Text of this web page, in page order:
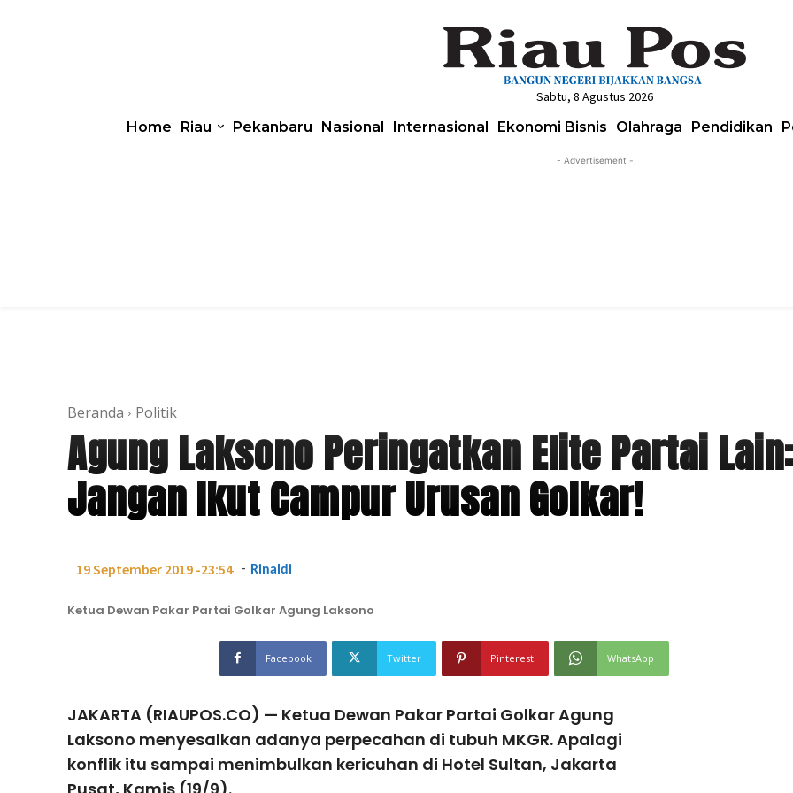
Sabtu, 8 Agustus 2026
Home Riau Pekanbaru Nasional Internasional Ekonomi Bisnis Olahraga Pendidikan
- Advertisement -
Beranda Politik
Agung Laksono Peringatkan Elite Partai Lain:
Jangan Ikut Campur Urusan Golkar!
19 September 2019 -23:54 - Rinaldi
Ketua Dewan Pakar Partai Golkar Agung Laksono
Facebook Twitter Pinterest WhatsApp
JAKARTA (RIAUPOS.CO) — Ketua Dewan Pakar Partai Golkar Agung
Laksono menyesalkan adanya perpecahan di tubuh MKGR. Apalagi
konflik itu sampai menimbulkan kericuhan di Hotel Sultan, Jakarta